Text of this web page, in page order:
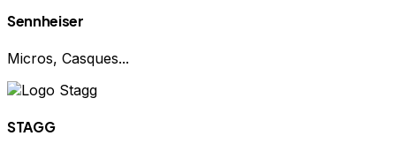
Sennheiser
Micros, Casques...
STAGG